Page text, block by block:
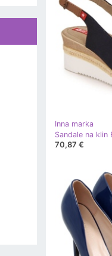
Inna marka
70,87 €